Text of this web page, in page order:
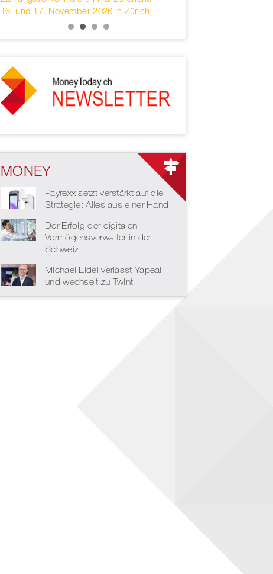
16. und 17. November 2026 in Zürich
MONEY
Payrexx setzt verstärkt auf die
Strategie: Alles aus einer Hand
Der Erfolg der digitalen
Vermögensverwalter in der
Schweiz
Michael Eidel verlässt Yapeal
und wechselt zu Twint